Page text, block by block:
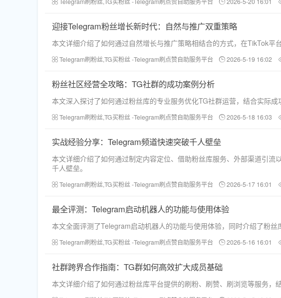
迎接Telegram粉丝增长新时代：自然与推广双重策略
本文详细介绍了如何通过自然增长与推广策略相结合的方式，在TikTok平
Telegram刷粉丝,TG买粉丝 -Telegram刷点赞自助服务平台 2026-5-19 16:02
粉丝社区经营全攻略：TG社群的成功案例分析
本文深入探讨了如何通过粉丝库的专业服务优化TG社群运营，结合实际成
Telegram刷粉丝,TG买粉丝 -Telegram刷点赞自助服务平台 2026-5-18 16:03
实战经验分享：Telegram频道快速突破千人壁垒
本文详细介绍了如何通过制定内容定位、借助粉丝库服务、外部渠道引
千人壁垒。
Telegram刷粉丝,TG买粉丝 -Telegram刷点赞自助服务平台 2026-5-17 16:01
最全评测：Telegram启动机器人的功能与使用体验
本文全面评测了Telegram启动机器人的功能与使用体验，同时介绍了粉
Telegram刷粉丝,TG买粉丝 -Telegram刷点赞自助服务平台 2026-5-16 16:01
社群跨界合作指南：TG群如何高效扩大成员基础
本文详细介绍了如何通过粉丝库平台提供的刷粉、刷赞、刷浏览等服务，